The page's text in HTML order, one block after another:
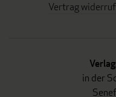
Vertrag
in der